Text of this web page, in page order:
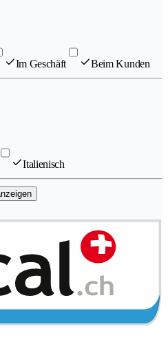
Im Geschäft Beim Kunden
Italienisch